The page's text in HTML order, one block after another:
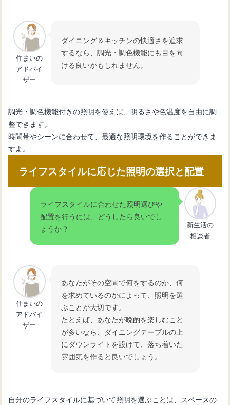
住まいの
アドバイ
ザー
ダイニング＆キッチンの快適さを追求
するなら、調光・調色機能にも目を向
ける良いかもしれません。
調光・調色機能付きの照明を使えば、明るさや色温度を自由に調
整できます。
時間帯やシーンに合わせて、最適な照明環境を作ることができま
すよ。
ライフスタイルに応じた照明の選択と配置
ライフスタイルに合わせた照明選びや
配置を行うには、どうしたら良いでし
ょうか？
新生活の
相談者
住まいの
アドバイ
ザー
あなたがその空間で何をするのか、何
を求めているのかによって、照明を選
ぶことが大切です。
たとえば、あなたが晩酌を楽しむこと
が多いなら、ダイニングテーブルの上
にダウンライトを設けて、落ち着いた
雰囲気を作ると良いでしょう。
自分のライフスタイルに基づいて照明を選ぶことは、スペースの